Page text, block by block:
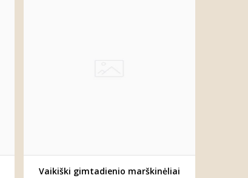
Vaikiški gimtadienio marškinėliai